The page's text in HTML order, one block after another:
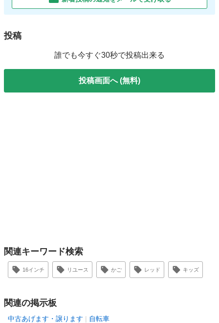
投稿
誰でも今すぐ30秒で投稿出来る
投稿画面へ (無料)
関連キーワード検索
16インチ リユース かご レッド キッズ
関連の掲示板
中古あげます・譲ります 自転車